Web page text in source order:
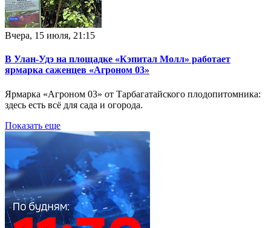
Вчера, 15 июля, 21:15
В Улан-Удэ на площадке «Кэпитал Молл» работает
ярмарка саженцев «Агроном 03»
Ярмарка «Агроном 03» от Тарбагатайского плодопитомника:
здесь есть всё для сада и огорода.
Показать еще